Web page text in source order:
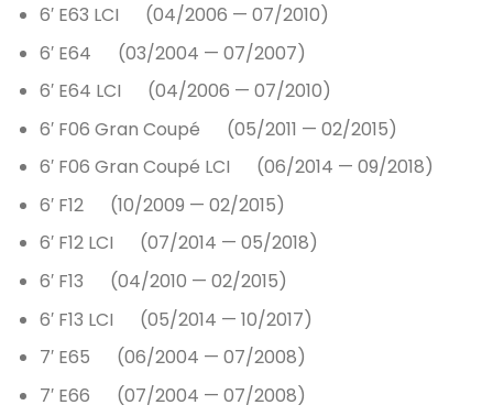
6′ E63 LCI (04/2006 — 07/2010)
6′ E64 (03/2004 — 07/2007)
6′ E64 LCI (04/2006 — 07/2010)
6′ F06 Gran Coupé (05/2011 — 02/2015)
6′ F06 Gran Coupé LCI (06/2014 — 09/2018)
6′ F12 (10/2009 — 02/2015)
6′ F12 LCI (07/2014 — 05/2018)
6′ F13 (04/2010 — 02/2015)
6′ F13 LCI (05/2014 — 10/2017)
7′ E65 (06/2004 — 07/2008)
7′ E66 (07/2004 — 07/2008)